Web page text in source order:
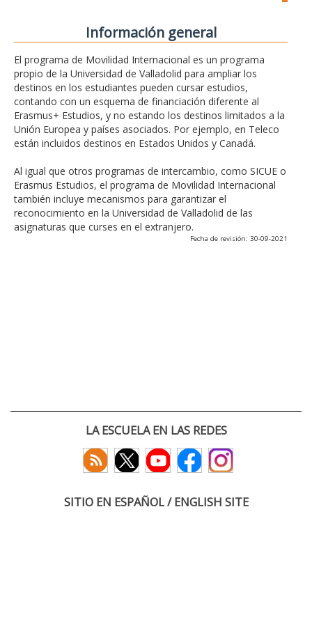
Información general
El programa de Movilidad Internacional es un programa
propio de la Universidad de Valladolid para ampliar los
destinos en los estudiantes pueden cursar estudios,
contando con un esquema de financiación diferente al
Erasmus+ Estudios, y no estando los destinos limitados a la
Unión Europea y países asociados. Por ejemplo, en Teleco
están incluidos destinos en Estados Unidos y Canadá.
Al igual que otros programas de intercambio, como SICUE o
Erasmus Estudios, el programa de Movilidad Internacional
también incluye mecanismos para garantizar el
reconocimiento en la Universidad de Valladolid de las
asignaturas que curses en el extranjero.
Fecha de revisión: 30-09-2021
LA ESCUELA EN LAS REDES
SITIO EN ESPAÑOL / ENGLISH SITE